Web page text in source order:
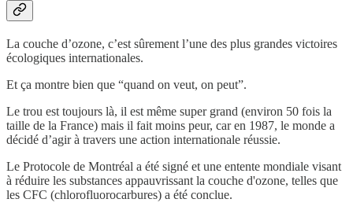
La couche d’ozone, c’est sûrement l’une des plus grandes victoires
écologiques internationales.
Et ça montre bien que “quand on veut, on peut”.
Le trou est toujours là, il est même super grand (environ 50 fois la
taille de la France) mais il fait moins peur, car en 1987, le monde a
décidé d’agir à travers une action internationale réussie.
Le Protocole de Montréal a été signé et une entente mondiale visant
à réduire les substances appauvrissant la couche d'ozone, telles que
les CFC (chlorofluorocarbures) a été conclue.